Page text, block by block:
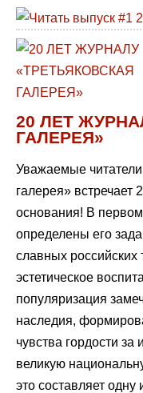
20 ЛЕТ
ГАЛЕРЕЯ»
Уважаемые
галерея» встречает
основания! В
определены его
славных российских
эстетическое
популяризация
наследия,
чувства гордости
великую
это составляет